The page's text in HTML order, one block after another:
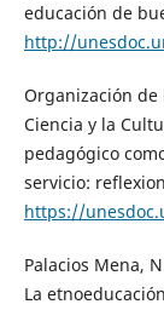
educación de
http://
Organización de
Ciencia y la
pedagógico
servicio:
https://
Palacios Mena,
La